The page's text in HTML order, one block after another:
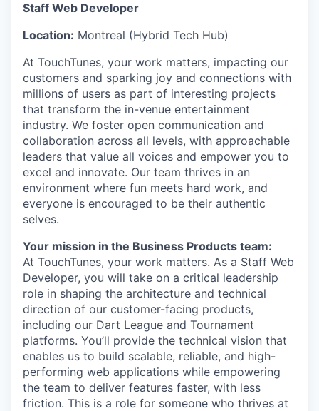
Staff Web Developer
Location: Montreal (Hybrid Tech Hub)
At TouchTunes, your work matters, impacting our
customers and sparking joy and connections with
millions of users as part of interesting projects
that transform the in-venue entertainment
industry. We foster open communication and
collaboration across all levels, with approachable
leaders that value all voices and empower you to
excel and innovate. Our team thrives in an
environment where fun meets hard work, and
everyone is encouraged to be their authentic
selves.
Your mission in the Business Products team:
At TouchTunes, your work matters. As a Staff Web
Developer, you will take on a critical leadership
role in shaping the architecture and technical
direction of our customer-facing products,
including our Dart League and Tournament
platforms. You’ll provide the technical vision that
enables us to build scalable, reliable, and high-
performing web applications while empowering
the team to deliver features faster, with less
friction. This is a role for someone who thrives at